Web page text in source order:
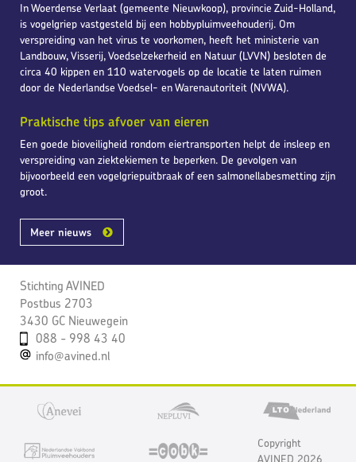
In Woerdense Verlaat (gemeente Nieuwkoop), provincie Zuid-Holland,
is vogelgriep vastgesteld bij een hobbypluimveehouderij. Om
verspreiding van het virus te voorkomen, heeft het ministerie van
Landbouw, Visserij, Voedselzekerheid en Natuur (LVVN) besloten de
circa 40 kippen en 110 watervogels op de locatie te laten ruimen
door de Nederlandse Voedsel- en Warenautoriteit (NVWA).
Praktische tips afvoer van eieren
Een goede bioveiligheid rondom eiertransporten helpt de insleep en
verspreiding van ziektekiemen te beperken. De gevolgen van
bijvoorbeeld een vogelgriepuitbraak of een salmonellabesmetting zijn
groot.
Meer nieuws
Stichting AVINED
Postbus 2703
3430 GC Nieuwegein
088 - 998 43 40
info@avined.nl
Copyright
AVINED 2026